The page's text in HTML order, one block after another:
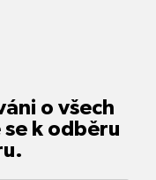
o všech
k odběru